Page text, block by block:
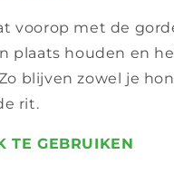
voorop met de
plaats houden en
blijven zowel je
rit.
TE GEBRUIKEN